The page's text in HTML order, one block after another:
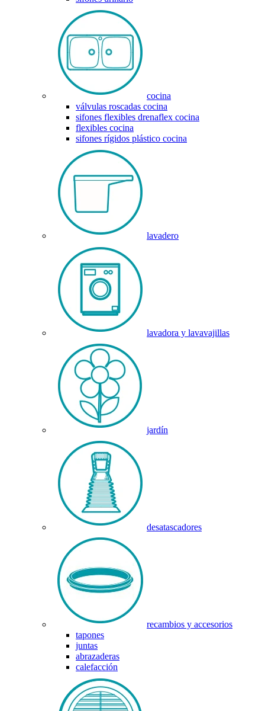
cocina
válvulas roscadas cocina
sifones flexibles drenaflex cocina
flexibles cocina
sifones rígidos plástico cocina
lavadero
lavadora y lavavajillas
jardín
desatascadores
recambios y accesorios
tapones
juntas
abrazaderas
calefacción